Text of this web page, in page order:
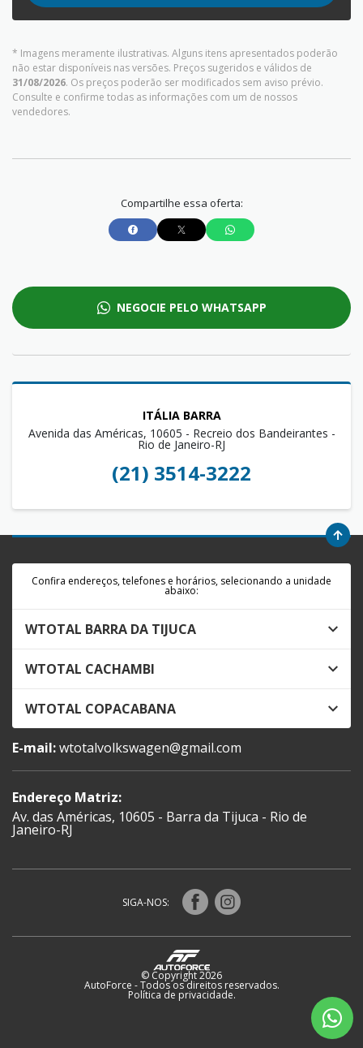
* Imagens meramente ilustrativas. Alguns itens apresentados poderão
não estar disponíveis nas versões. Preços sugeridos e válidos de
31/08/2026. Os preços poderão ser modificados sem aviso prévio.
Consulte e confirme todas as informações com um de nossos
vendedores.
Compartilhe essa oferta:
NEGOCIE PELO WHATSAPP
ITÁLIA BARRA
Avenida das Américas, 10605 - Recreio dos Bandeirantes -
Rio de Janeiro-RJ
(21) 3514-3222
Confira endereços, telefones e horários, selecionando a unidade
abaixo:
WTOTAL BARRA DA TIJUCA
WTOTAL CACHAMBI
WTOTAL COPACABANA
E-mail:wtotalvolkswagen@gmail.com
Endereço Matriz:
Av. das Américas, 10605 - Barra da Tijuca - Rio de
Janeiro-RJ
© Copyright 2026
AutoForce - Todos os direitos reservados.
Política de privacidade.
SIGA-NOS: